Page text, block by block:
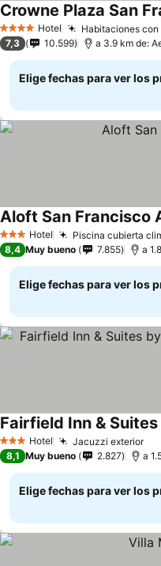
4 EstrellasHotel Habitaciones
Crowne Plaza San
7,3 10.599 a 3.9 km de:
Elige fechas para ver los
3 Estrellas
Hotel Piscina cubierta
Aloft San Francisco
8,4 Muy bueno 7.855
Elige fechas para ver los
3 Estrellas
Hotel Jacuzzi exterior
8,1 Muy bueno 2.827
Elige fechas para ver los